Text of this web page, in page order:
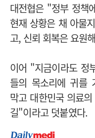
대전협은 "정부 정책
현재 상황은 채 아물
고, 신뢰 회복은 요원
이어 "지금이라도 정
들의 목소리에 귀를
막고 대한민국 의료
길"이라고 덧붙였다.